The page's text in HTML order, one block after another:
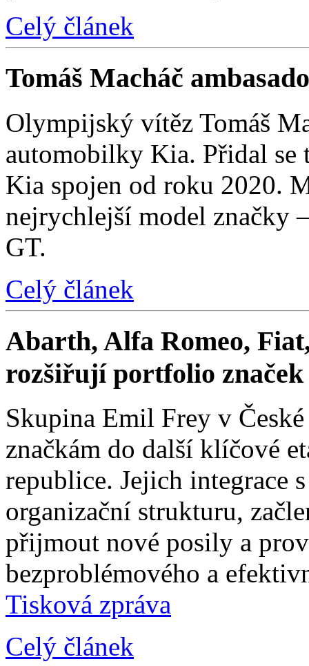
Celý článek
Tomáš Macháč
Olympijský vítěz Tomáš
automobilky Kia. Přidal se
Kia spojen od roku 2020.
nejrychlejší model značky
GT.
Celý článek
Abarth, Alfa Romeo,
rozšiřují portfolio
Skupina Emil Frey v
značkám do další klíčové
republice. Jejich integrace
organizační strukturu,
přijmout nové posily a
bezproblémového a
Tisková zpráva
Celý článek